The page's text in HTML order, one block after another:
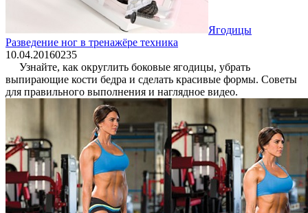
Ягодицы
Разведение ног в тренажёре техника
10.04.20160235
Узнайте, как округлить боковые ягодицы, убрать
выпирающие кости бедра и сделать красивые формы. Советы
для правильного выполнения и наглядное видео.